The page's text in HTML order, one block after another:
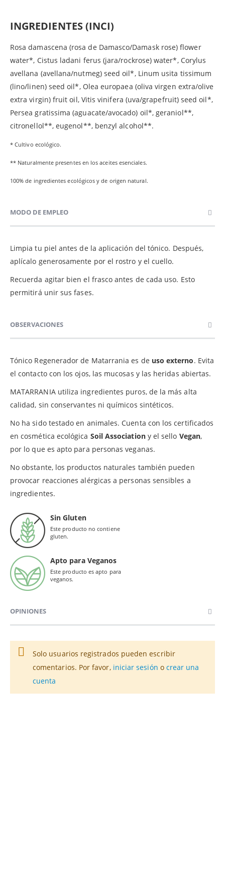
INGREDIENTES (INCI)
Rosa damascena (rosa de Damasco/Damask rose) flower
water*, Cistus ladani ferus (jara/rockrose) water*, Corylus
avellana (avellana/nutmeg) seed oil*, Linum usita tissimum
(lino/linen) seed oil*, Olea europaea (oliva virgen extra/olive
extra virgin) fruit oil, Vitis vinifera (uva/grapefruit) seed oil*,
Persea gratissima (aguacate/avocado) oil*, geraniol**,
citronellol**, eugenol**, benzyl alcohol**.
* Cultivo ecológico.
** Naturalmente presentes en los aceites esenciales.
100% de ingredientes ecológicos y de origen natural.
MODO DE EMPLEO
Limpia tu piel antes de la aplicación del tónico. Después,
aplícalo generosamente por el rostro y el cuello.
Recuerda agitar bien el frasco antes de cada uso. Esto
permitirá unir sus fases.
OBSERVACIONES
Tónico Regenerador de Matarrania es de uso externo. Evita
el contacto con los ojos, las mucosas y las heridas abiertas.
MATARRANIA utiliza ingredientes puros, de la más alta
calidad, sin conservantes ni químicos sintéticos.
No ha sido testado en animales. Cuenta con los certificados
en cosmética ecológica Soil Associationy el sello Vegan,
por lo que es apto para personas veganas.
No obstante, los productos naturales también pueden
provocar reacciones alérgicas a personas sensibles a
ingredientes.
Sin Gluten
Este producto no contiene
gluten.
Apto para Veganos
Este producto es apto para
veganos.
OPINIONES
Solo usuarios registrados pueden escribir
comentarios. Por favor, iniciar sesión o crear una
cuenta